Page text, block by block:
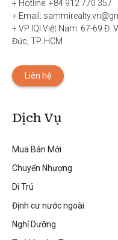
+ Hotline: +84 912 770 357
+ Email:
+ VP IQI Việt Nam: 67-69 Đ.
Đức, TP. HCM
Liên hệ
Dịch Vụ
Mua Bán Mới
Chuyển Nhượng
Di Trú
Định cư nước ngoài
Nghỉ Dưỡng